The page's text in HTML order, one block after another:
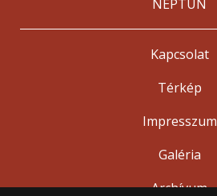
NEPTUN
Kapcsolat
Térkép
Impresszum
Galéria
Archívum